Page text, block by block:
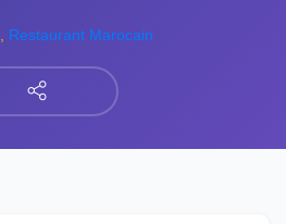
Restaurant Marocain